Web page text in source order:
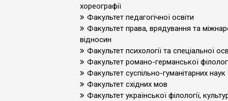
хореографії
Факультет педагогічної освіти
Факультет права, врядування та
відносин
Факультет психології та спеціальної
Факультет романо-германської
Факультет суспільно-гуманітарних наук
Факультет східних мов
Факультет української філології,